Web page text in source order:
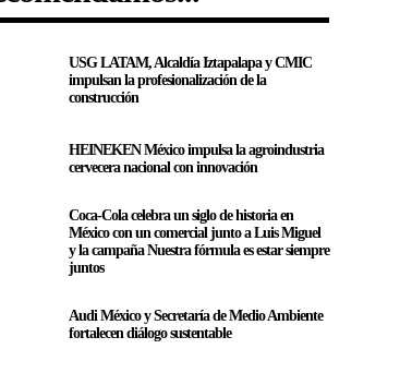
USG LATAM, Alcaldía Iztapalapa y CMIC
impulsan la profesionalización de la
construcción
HEINEKEN México impulsa la agroindustria
cervecera nacional con innovación
Coca-Cola celebra un siglo de historia en
México con un comercial junto a Luis Miguel
y la campaña Nuestra fórmula es estar siempre
juntos
Audi México y Secretaría de Medio Ambiente
fortalecen diálogo sustentable